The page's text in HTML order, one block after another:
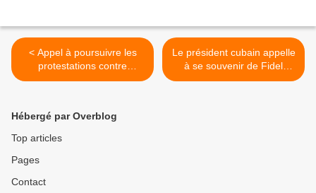
< Appel à poursuivre les
protestations contre
l'administration d'Ivan
Le président cubain appelle
à se souvenir de Fidel
Castro et à perpétuer son
Hébergé par Overblog
Top articles
Pages
Contact